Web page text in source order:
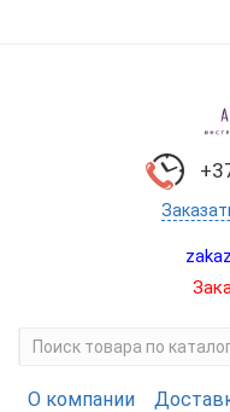
О компании